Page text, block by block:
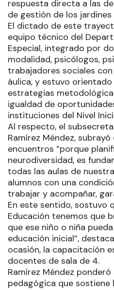
respuesta directa a las
de gestión de los
El dictado de este
equipo técnico del
Especial, integrado por
modalidad, psicólogos,
trabajadores sociales
áulica, y estuvo
estrategias
igualdad de
instituciones del Nivel
Al respecto, el
Ramírez Méndez,
encuentros “porque
neurodiversidad, es
todas las aulas de
alumnos con una
trabajar y acompañar,
En este sentido, sostuvo
Educación tenemos que
que ese niño o niña
educación inicial”,
ocasión, la capacitación
docentes de sala de 4.
Ramírez Méndez
pedagógica que sostiene